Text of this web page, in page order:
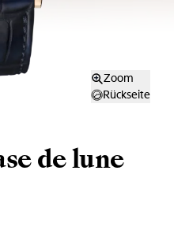
Zoom
Rückseite
de lune